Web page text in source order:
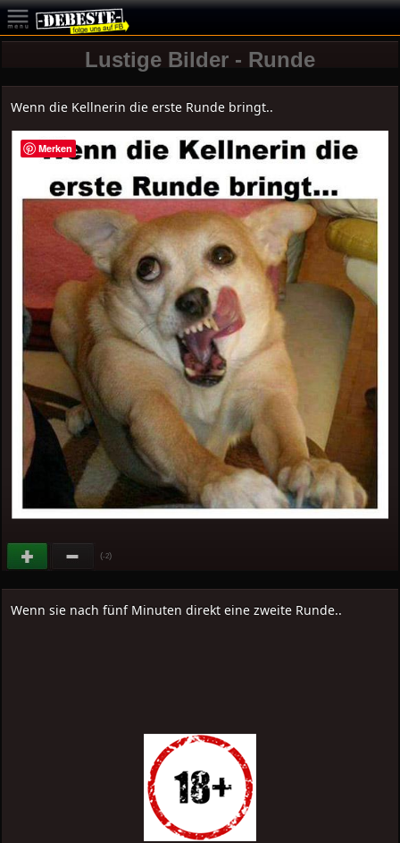
Lustige Bilder - Runde
Wenn die Kellnerin die erste Runde bringt..
(-2)
Wenn sie nach fünf Minuten direkt eine zweite Runde..
Merken